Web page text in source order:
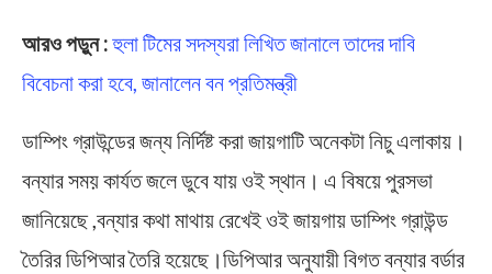
আরও পড়ুন : হুলা টিমের সদস্যরা লিখিত জানালে তাদের দাবি
বিবেচনা করা হবে, জানালেন বন প্রতিমন্ত্রী
ডাম্পিং গ্রাউন্ডের জন্য নির্দিষ্ট করা জায়গাটি অনেকটা নিচু এলাকায়।
বন্যার সময় কার্যত জলে ডুবে যায় ওই স্থান। এ বিষয়ে পুরসভা
জানিয়েছে ,বন্যার কথা মাথায় রেখেই ওই জায়গায় ডাম্পিং গ্রাউন্ড
তৈরির ডিপিআর তৈরি হয়েছে।ডিপিআর অনুযায়ী বিগত বন্যার বর্ডার